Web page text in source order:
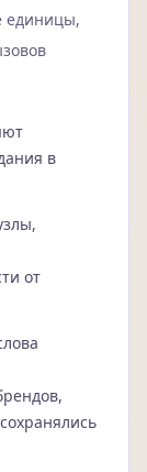
единицы,
в
от